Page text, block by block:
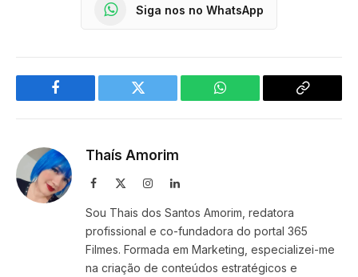
Siga nos no WhatsApp
Facebook Twitter WhatsApp
Copy
Thaís Amorim
Facebook InstagramLinkedIn
Sou Thais dos Santos Amorim, redatora
profissional e co-fundadora do portal 365
Filmes. Formada em Marketing, especializei-me
na criação de conteúdos estratégicos e